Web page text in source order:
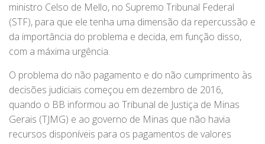
ministro Celso de Mello, no Supremo Tribunal Federal
(STF), para que ele tenha uma dimensão da repercussão e
da importância do problema e decida, em função disso,
com a máxima urgência.
O problema do não pagamento e do não cumprimento às
decisões judiciais começou em dezembro de 2016,
quando o BB informou ao Tribunal de Justiça de Minas
Gerais (TJMG) e ao governo de Minas que não havia
recursos disponíveis para os pagamentos de valores